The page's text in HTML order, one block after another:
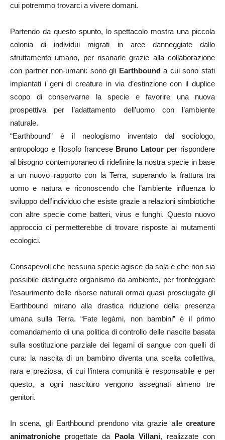
cui potremmo trovarci a vivere domani.
Partendo da questo spunto, lo spettacolo mostra una piccola
colonia di individui migrati in aree danneggiate dallo
sfruttamento umano, per risanarle grazie alla collaborazione
con partner non-umani: sono gli Earthbounda cui sono stati
impiantati i geni di creature in via d’estinzione con il duplice
scopo di conservarne la specie e favorire una nuova
prospettiva per l’adattamento dell’uomo con l’ambiente
naturale.
“Earthbound” è il neologismo inventato dal sociologo,
antropologo e filosofo franceseBruno Latour per rispondere
al bisogno contemporaneo di ridefinire la nostra specie in base
a un nuovo rapporto con la Terra, superando la frattura tra
uomo e natura e riconoscendo che l’ambiente influenza lo
sviluppo dell’individuo che esiste grazie a relazioni simbiotiche
con altre specie come batteri, virus e funghi. Questo nuovo
approccio ci permetterebbe di trovare risposte ai mutamenti
ecologici.
Consapevoli che nessuna specie agisce da sola e che non sia
possibile distinguere organismo da ambiente, per fronteggiare
l’esaurimento delle risorse naturali ormai quasi prosciugate gli
Earthbound mirano alla drastica riduzione della presenza
umana sulla Terra. “Fate legàmi, non bambini” è il primo
comandamento di una politica di controllo delle nascite basata
sulla sostituzione parziale dei legami di sangue con quelli di
cura: la nascita di un bambino diventa una scelta collettiva,
rara e preziosa, di cui l’intera comunità è responsabile e per
questo, a ogni nascituro vengono assegnati almeno tre
genitori.
In scena, gli Earthbound prendono vita grazie allecreature
animatroniche progettate da Paola Villani, realizzate con